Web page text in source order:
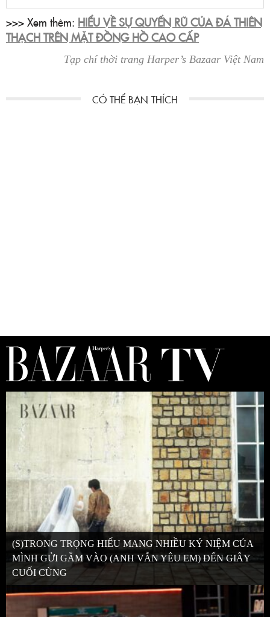
>>> Xem thêm: HIỂU VỀ SỰ QUYẾN RŨ CỦA ĐÁ THIÊN
THẠCH TRÊN MẶT ĐỒNG HỒ CAO CẤP
Tạp chí thời trang Harper’s Bazaar Việt Nam
(S)TRONG TRỌNG HIẾU MANG NHIỀU KỶ NIỆM CỦA
MÌNH GỬI GẮM VÀO (ANH VẪN YÊU EM) ĐẾN GIÂY
CUỐI CÙNG